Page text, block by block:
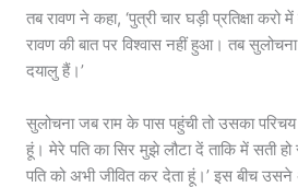
तब रावण ने कहा, ‘पुत्री चार घड़ी प्रतिक्षा
रावण की बात पर विश्वास नहीं हुआ। तब
दयालु हैं।’
सुलोचना जब राम के पास पहुंची तो उसका
हूं। मेरे पति का सिर मुझे लौटा दें ताकि में सती
पति को अभी जीवित कर देता हूं।’ इस बीच